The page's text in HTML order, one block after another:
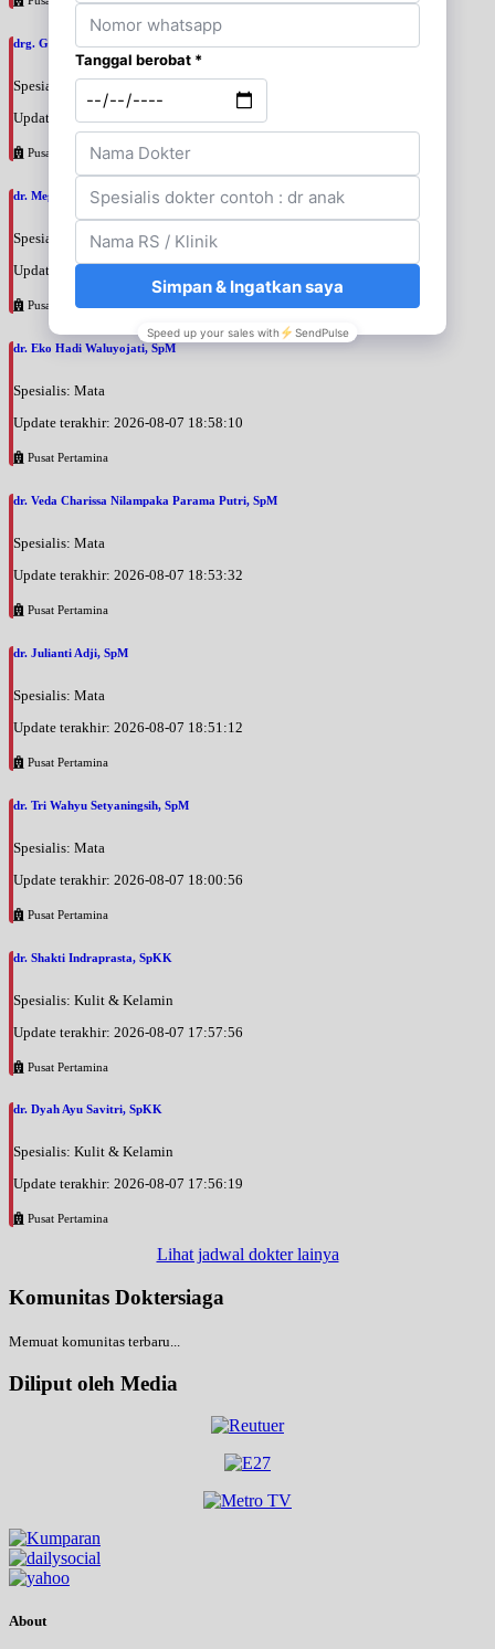
drg. Galuh Chandra, SpOrt
Spesialis: Gigi
Update terakhir: 2026-08-07 19:13:57
Pusat Pertamina
dr. Mega Hayyu Isfiati, SpM
Spesialis: Mata
Update terakhir: 2026-08-07 19:06:14
Pusat Pertamina
dr. Eko Hadi Waluyojati, SpM
Spesialis: Mata
Update terakhir: 2026-08-07 18:58:10
Pusat Pertamina
dr. Veda Charissa Nilampaka Parama Putri, SpM
Spesialis: Mata
Update terakhir: 2026-08-07 18:53:32
Pusat Pertamina
dr. Julianti Adji, SpM
Spesialis: Mata
Update terakhir: 2026-08-07 18:51:12
Pusat Pertamina
dr. Tri Wahyu Setyaningsih, SpM
Spesialis: Mata
Update terakhir: 2026-08-07 18:00:56
Pusat Pertamina
dr. Shakti Indraprasta, SpKK
Spesialis: Kulit & Kelamin
Update terakhir: 2026-08-07 17:57:56
Pusat Pertamina
dr. Dyah Ayu Savitri, SpKK
Spesialis: Kulit & Kelamin
Update terakhir: 2026-08-07 17:56:19
Pusat Pertamina
Lihat jadwal dokter lainya
Komunitas Doktersiaga
Memuat komunitas terbaru...
Diliput oleh Media
About